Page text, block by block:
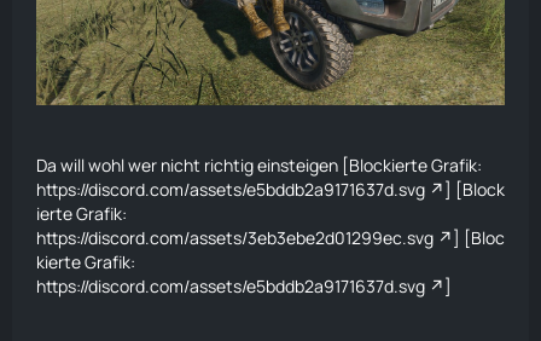
Da will wohl wer nicht richtig einsteigen [Blockierte Grafik:
https://discord.com/assets/e5bddb2a9171637d.svg
] [Block
ierte Grafik:
https://discord.com/assets/3eb3ebe2d01299ec.svg
] [Bloc
kierte Grafik:
https://discord.com/assets/e5bddb2a9171637d.svg
]